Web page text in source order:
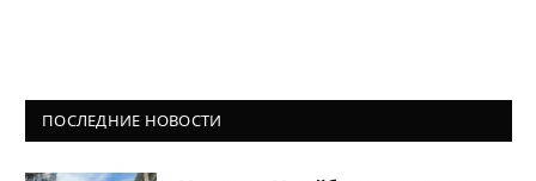
ПОСЛЕДНИЕ НОВОСТИ